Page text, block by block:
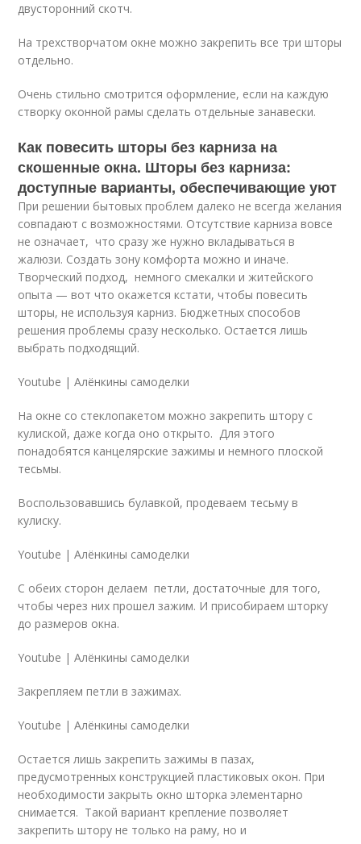
двусторонний скотч.
На трехстворчатом окне можно закрепить все три шторы
отдельно.
Очень стильно смотрится оформление, если на каждую
створку оконной рамы сделать отдельные занавески.
Как повесить шторы без карниза на
скошенные окна. Шторы без карниза:
доступные варианты, обеспечивающие уют
При решении бытовых проблем далеко не всегда желания
совпадают с возможностями. Отсутствие карниза вовсе
не означает, что сразу же нужно вкладываться в
жалюзи. Создать зону комфорта можно и иначе.
Творческий подход, немного смекалки и житейского
опыта — вот что окажется кстати, чтобы повесить
шторы, не используя карниз. Бюджетных способов
решения проблемы сразу несколько. Остается лишь
выбрать подходящий.
Youtube | Алёнкины самоделки
На окне со стеклопакетом можно закрепить штору с
кулиской, даже когда оно открыто. Для этого
понадобятся канцелярские зажимы и немного плоской
тесьмы.
Воспользовавшись булавкой, продеваем тесьму в
кулиску.
Youtube | Алёнкины самоделки
С обеих сторон делаем петли, достаточные для того,
чтобы через них прошел зажим. И присобираем шторку
до размеров окна.
Youtube | Алёнкины самоделки
Закрепляем петли в зажимах.
Youtube | Алёнкины самоделки
Остается лишь закрепить зажимы в пазах,
предусмотренных конструкцией пластиковых окон. При
необходимости закрыть окно шторка элементарно
снимается. Такой вариант крепление позволяет
закрепить штору не только на раму, но и